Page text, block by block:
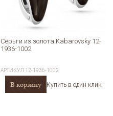
Серьги из золота Kabarovsky 12-
1936-1002
АРТИКУЛ 12-1936-1002
В корзину Купить в один клик